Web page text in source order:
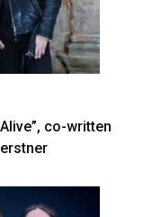
co-written